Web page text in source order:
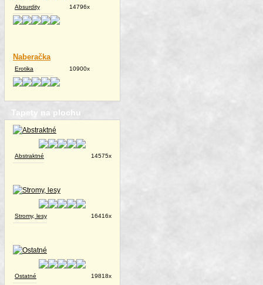
Absurdity 14796x
Naberačka
Erotika 10900x
Tapety na plochu
Abstraktné 14575x
Stromy, lesy 16416x
Ostatné 19818x